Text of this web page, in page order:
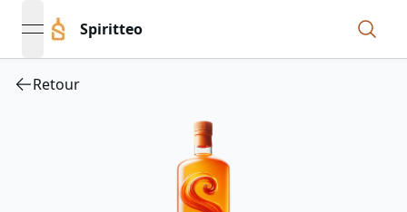
open navigation menu
Spiritteo
Retour